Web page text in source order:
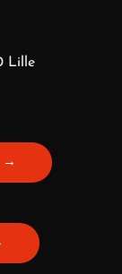
Lille
→